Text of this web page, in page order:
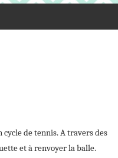
:
cycle de tennis. A travers des
et à renvoyer la balle.